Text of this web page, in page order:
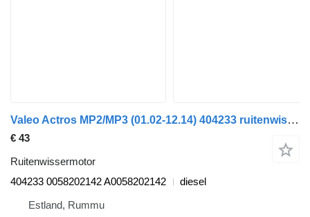
Valeo Actros MP2/MP3 (01.02-12.14) 404233 ruitenwissermotor voor Mercedes-Benz Actros, Axor MP1, MP2, MP3 (1996-2014) trekker
€ 43
Ruitenwissermotor
404233 0058202142 A0058202142
diesel
Estland, Rummu